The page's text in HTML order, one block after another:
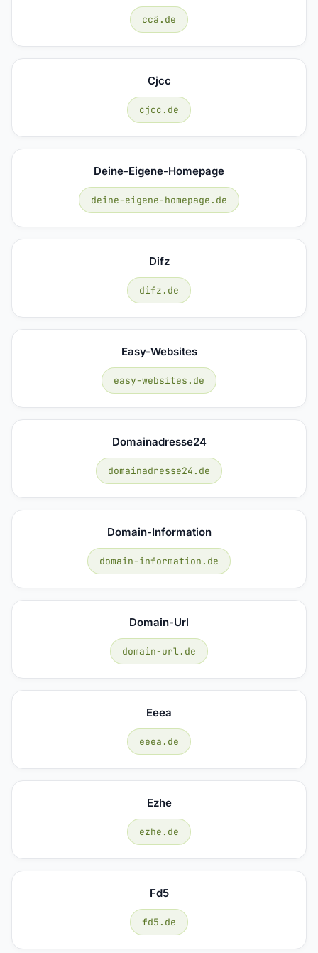
ccä.de
Cjcc
cjcc.de
Deine-Eigene-Homepage
deine-eigene-homepage.de
Difz
difz.de
Easy-Websites
easy-websites.de
Domainadresse24
domainadresse24.de
Domain-Information
domain-information.de
Domain-Url
domain-url.de
Eeea
eeea.de
Ezhe
ezhe.de
Fd5
fd5.de